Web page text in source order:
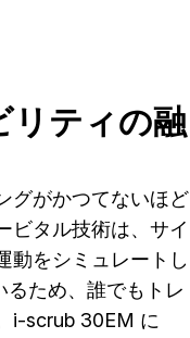
リティの融
グがかつてないほど
ビタル技術は、サイ
動をシミュレートし
ため、誰でもトレ
i-scrub 30EM に